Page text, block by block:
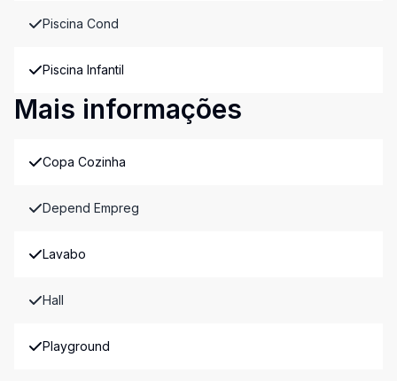
Piscina Cond
Piscina Infantil
Mais informações
Copa Cozinha
Depend Empreg
Lavabo
Hall
Playground